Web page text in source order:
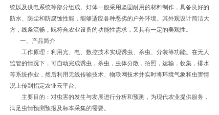
统以及供电系统等部分组成。灯体一般采用坚固耐用的材料制作，具备良好的
防水、防尘和防腐蚀性能，能够适应各种恶劣的户外环境。其外观设计简洁大
方，线条流畅，既符合农业设备的功能性需求，又具有一定的美观性。
一、产品简介
工作原理：利用光、电、数控技术实现诱虫、杀虫、分装等功能。在无人
监管的情况下，可自动完成诱虫，杀虫，虫体分散，拍照，运输，收集，排水
等系统作业，然后利用无线传输技术、物联网技术并实时将环境气象和虫害情
况上传到指定农业云平台。
主要目的：对虫害的发生与发展进行分析和预测，为现代农业提供服务，
满足虫情预测预报及标本采集的需要。